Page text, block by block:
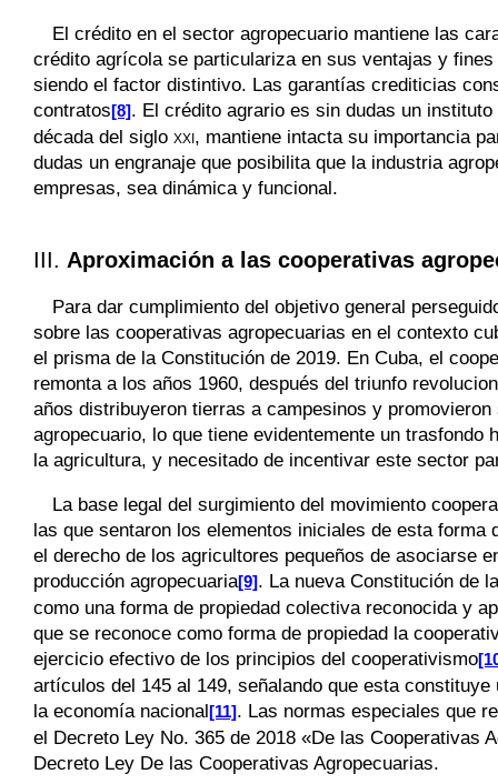
El crédito en el sector agropecuario mantiene las
crédito agrícola se particulariza en sus ventajas y
siendo el factor distintivo. Las garantías crediticias
contratos[8]. El crédito agrario es sin dudas un
década del siglo xxi, mantiene intacta su importancia
dudas un engranaje que posibilita que la industria
empresas, sea dinámica y funcional.
III. Aproximación a las cooperativas
Para dar cumplimiento del objetivo general
sobre las cooperativas agropecuarias en el contexto
el prisma de la Constitución de 2019. En Cuba, el
remonta a los años 1960, después del triunfo
años distribuyeron tierras a campesinos y
agropecuario, lo que tiene evidentemente un
la agricultura, y necesitado de incentivar este sector
La base legal del surgimiento del movimiento
las que sentaron los elementos iniciales de esta
el derecho de los agricultores pequeños de asociarse
producción agropecuaria[9]. La nueva Constitución de
como una forma de propiedad colectiva reconocida y
que se reconoce como forma de propiedad la
ejercicio efectivo de los principios del cooperativismo
artículos del 145 al 149, señalando que esta
la economía nacional [11]. Las normas especiales que
el Decreto Ley No. 365 de 2018 «De las Cooperativas
Decreto Ley De las Cooperativas Agropecuarias.